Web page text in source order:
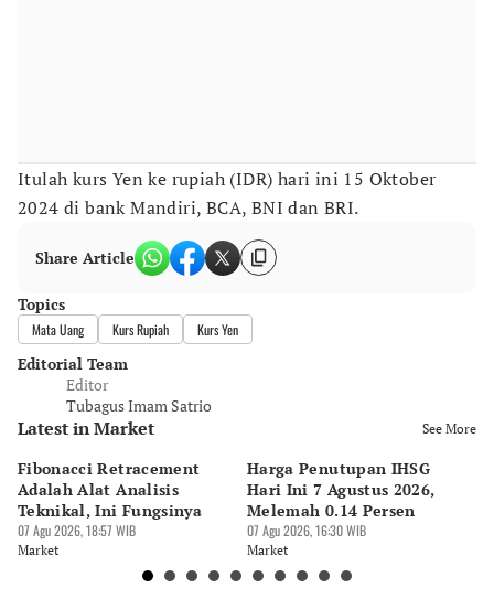
Itulah kurs Yen ke rupiah (IDR) hari ini 15 Oktober
2024 di bank Mandiri, BCA, BNI dan BRI.
Share Article
Topics
Mata Uang Kurs Rupiah Kurs Yen
Editorial Team
Editor
Tubagus Imam Satrio
Latest in Market See More
Fibonacci Retracement
Adalah Alat Analisis
Teknikal, Ini Fungsinya
07 Agu 2026, 18:57 WIB
Market
Harga Penutupan IHSG
Hari Ini 7 Agustus 2026,
Melemah 0.14 Persen
07 Agu 2026, 16:30 WIB
Market